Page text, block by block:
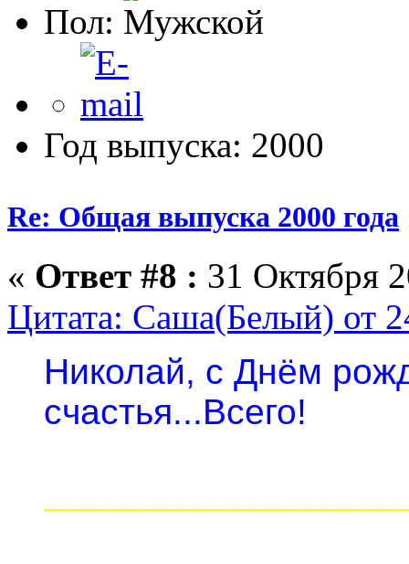
Пол:
Год выпуска: 2000
Re: Общая выпуска 2000 года
« Ответ #8 : 31 Октября
Цитата: Саша(Белый) от
Николай, с Днём
счастья...Всего!